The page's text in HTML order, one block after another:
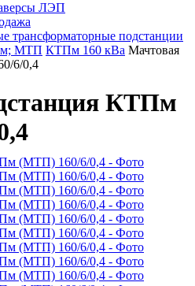
ЛЭП
трансформаторные подстанции
МТП КТПм 160 кВа Мачтовая
6/0,4
КТПм